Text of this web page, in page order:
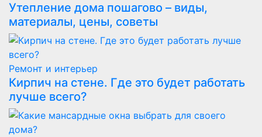
Утепление дома пошагово – виды,
материалы, цены, советы
Ремонт и интерьер
Кирпич на стене. Где это будет работать
лучше всего?